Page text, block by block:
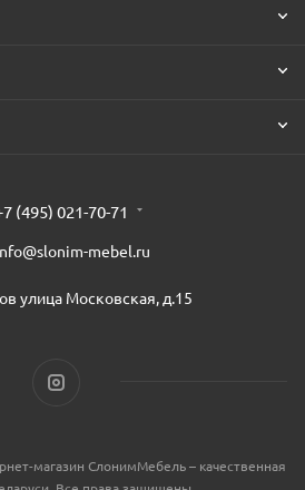
(495) 021-70-71
mebel.ru
улица Московская, д.15
магазин СлонимМебель – качественная